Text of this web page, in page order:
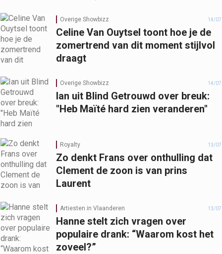
Overige Showbizz 14/07
Celine Van Ouytsel toont hoe je de
zomertrend van dit moment stijlvol
draagt
Overige Showbizz 14/07
Ian uit Blind Getrouwd over breuk:
"Heb Maïté hard zien veranderen"
Royalty 13/07
Zo denkt Frans over onthulling dat
Clement de zoon is van prins
Laurent
Artiesten in Vlaanderen 13/07
Hanne stelt zich vragen over
populaire drank: “Waarom kost het
zoveel?”